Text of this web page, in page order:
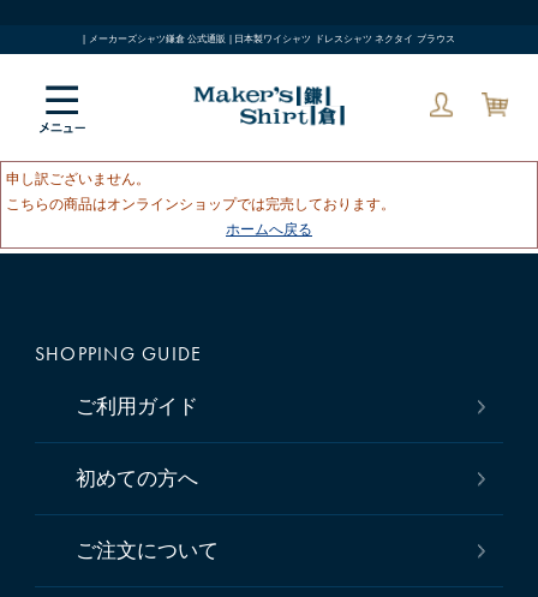
| メーカーズシャツ鎌倉 公式通販 | 日本製ワイシャツ ドレスシャツ ネクタイ ブラウス
申し訳ございません。
こちらの商品はオンラインショップでは完売しております。
ホームへ戻る
SHOPPING GUIDE
ご利用ガイド
初めての方へ
ご注文について